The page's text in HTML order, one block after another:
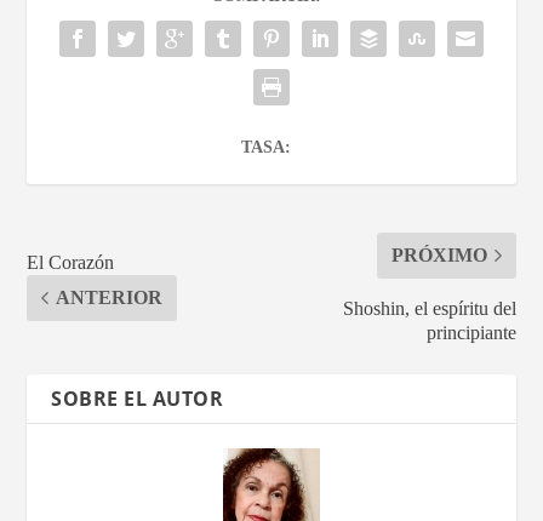
TASA:
El Corazón
ANTERIOR
PRÓXIMO
Shoshin, el espíritu del
principiante
SOBRE EL AUTOR